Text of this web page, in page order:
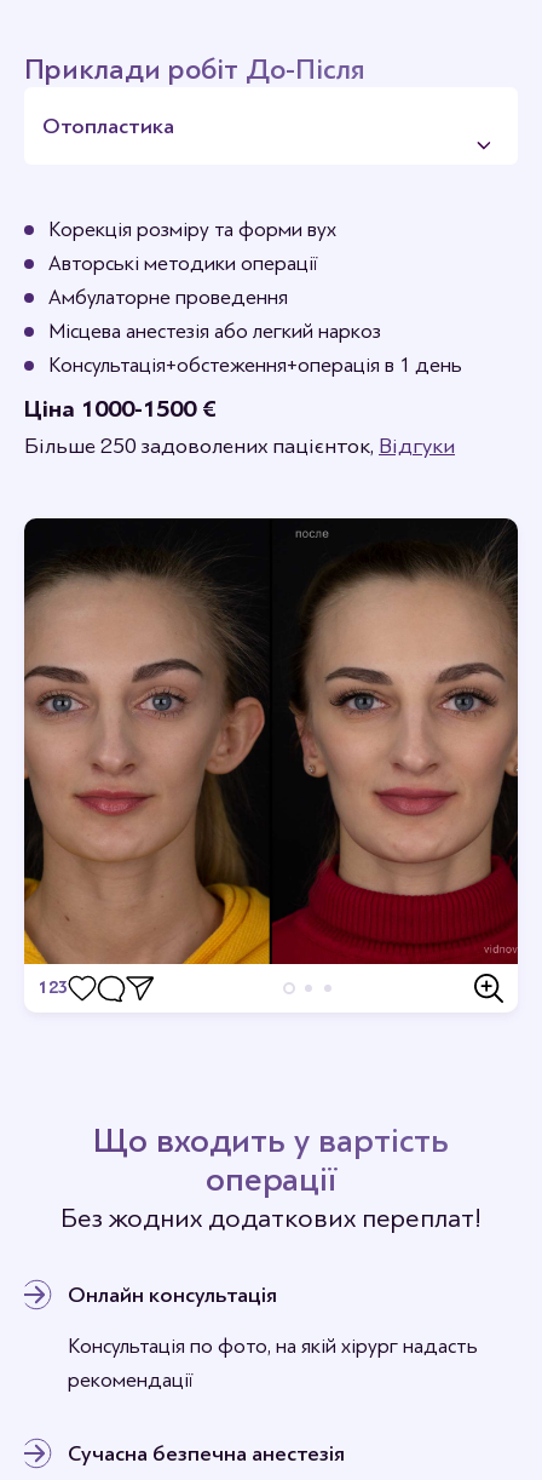
Приклади робіт До-Після
Отопластика
Корекція розміру та форми вух
Авторські методики операції
Амбулаторне проведення
Місцева анестезія або легкий наркоз
Консультація+обстеження+операція в 1 день
Ціна 1000-1500 €
Більше 250 задоволених пацієнток, Відгуки
123
Що входить у вартість
операції
Без жодних додаткових переплат!
Онлайн консультація
Консультація по фото, на якій хірург надасть
рекомендації
Сучасна безпечна анестезія